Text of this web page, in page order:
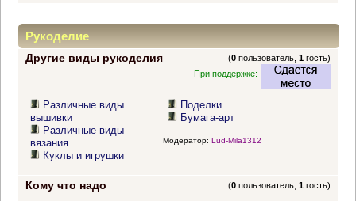
Рукоделие
Другие виды рукоделия (0 пользователь,1 гость)
При поддержке:
Различные виды
вышивки
Различные виды
вязания
Куклы и игрушки
Поделки
Бумага-арт
Модератор: Lud-Mila1312
Кому что надо (0 пользователь,1 гость)